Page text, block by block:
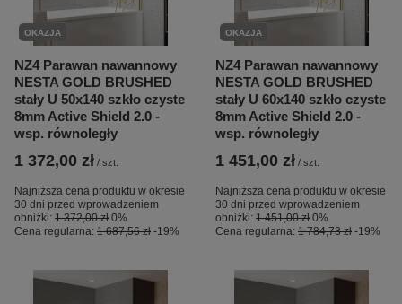
OKAZJA
NZ4 Parawan nawannowy
NESTA GOLD BRUSHED
stały U 50x140 szkło czyste
8mm Active Shield 2.0 -
wsp. równoległy
1 372,00 zł / szt.
Najniższa cena produktu w okresie
30 dni przed wprowadzeniem
obniżki: 1 372,00 zł 0%
Cena regularna: 1 687,56 zł -19%
OKAZJA
NZ4 Parawan nawannowy
NESTA GOLD BRUSHED
stały U 60x140 szkło czyste
8mm Active Shield 2.0 -
wsp. równoległy
1 451,00 zł / szt.
Najniższa cena produktu w okresie
30 dni przed wprowadzeniem
obniżki: 1 451,00 zł 0%
Cena regularna: 1 784,73 zł -19%